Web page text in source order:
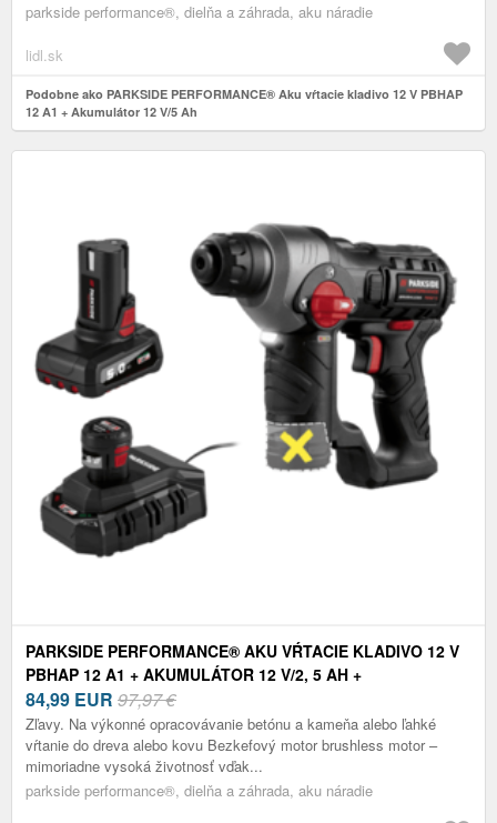
parkside performance®, dielňa a záhrada, aku náradie
lidl.sk
Podobne ako PARKSIDE PERFORMANCE® Aku vŕtacie kladivo 12 V PBHAP
12 A1 + Akumulátor 12 V/5 Ah
PARKSIDE PERFORMANCE® AKU VŔTACIE KLADIVO 12 V
PBHAP 12 A1 + AKUMULÁTOR 12 V/2, 5 AH +
AKUMULÁTOR 12 V/5 AH + NABÍJAČKA 6 A
84,99 EUR 97,97 €
Zľavy. Na výkonné opracovávanie betónu a kameňa alebo ľahké
vŕtanie do dreva alebo kovu Bezkefový motor brushless motor –
mimoriadne vysoká životnosť vďak...
parkside performance®, dielňa a záhrada, aku náradie